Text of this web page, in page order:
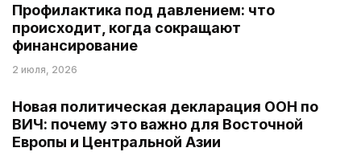
Профилактика под давлением: что
происходит, когда сокращают
финансирование
2 июля, 2026
Новая политическая декларация ООН по
ВИЧ: почему это важно для Восточной
Европы и Центральной Азии